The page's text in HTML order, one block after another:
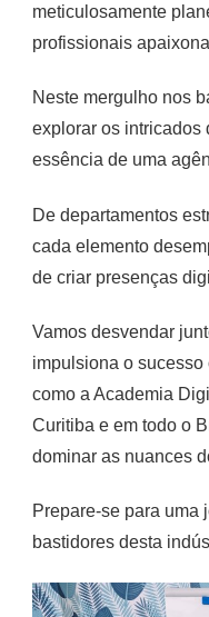
meticulosamente
profissionais
Neste mergulho nos
explorar os intricados
essência de uma
De departamentos
cada elemento
de criar presenças
Vamos desvendar
impulsiona o
como a Academia
Curitiba e em todo o
dominar as nuances
Prepare-se para uma
bastidores desta